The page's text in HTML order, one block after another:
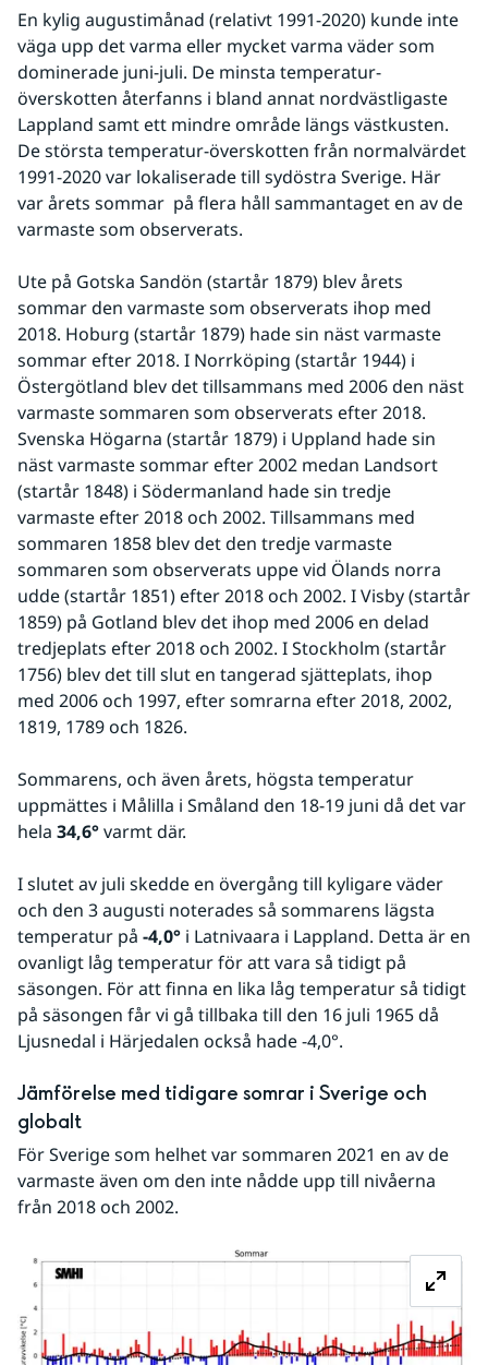
En kylig augustimånad (relativt 1991-2020) kunde inte
väga upp det varma eller mycket varma väder som
dominerade juni-juli. De minsta temperatur-
överskotten återfanns i bland annat nordvästligaste
Lappland samt ett mindre område längs västkusten.
De största temperatur-överskotten från normalvärdet
1991-2020 var lokaliserade till sydöstra Sverige. Här
var årets sommar  på flera håll sammantaget en av de
varmaste som observerats.
Ute på Gotska Sandön (startår 1879) blev årets
sommar den varmaste som observerats ihop med
2018. Hoburg (startår 1879) hade sin näst varmaste
sommar efter 2018. I Norrköping (startår 1944) i
Östergötland blev det tillsammans med 2006 den näst
varmaste sommaren som observerats efter 2018.
Svenska Högarna (startår 1879) i Uppland hade sin
näst varmaste sommar efter 2002 medan Landsort
(startår 1848) i Södermanland hade sin tredje
varmaste efter 2018 och 2002. Tillsammans med
sommaren 1858 blev det den tredje varmaste
sommaren som observerats uppe vid Ölands norra
udde (startår 1851) efter 2018 och 2002. I Visby (startår
1859) på Gotland blev det ihop med 2006 en delad
tredjeplats efter 2018 och 2002. I Stockholm (startår
1756) blev det till slut en tangerad sjätteplats, ihop
med 2006 och 1997, efter somrarna efter 2018, 2002,
1819, 1789 och 1826.
Sommarens, och även årets, högsta temperatur
uppmättes i Målilla i Småland den 18-19 juni då det var
hela 34,6° varmt där.
I slutet av juli skedde en övergång till kyligare väder
och den 3 augusti noterades så sommarens lägsta
temperatur på -4,0° i Latnivaara i Lappland. Detta är en
ovanligt låg temperatur för att vara så tidigt på
säsongen. För att finna en lika låg temperatur så tidigt
på säsongen får vi gå tillbaka till den 16 juli 1965 då
Ljusnedal i Härjedalen också hade -4,0°.
Jämförelse med tidigare somrar i Sverige och
globalt
För Sverige som helhet var sommaren 2021 en av de
varmaste även om den inte nådde upp till nivåerna
från 2018 och 2002.